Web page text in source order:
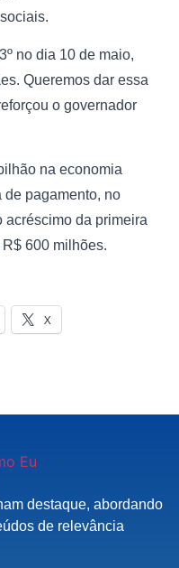
no dia 10 de maio,
Queremos dar essa
o governador
na economia
de pagamento, no
acréscimo da primeira
600 milhões.
X
destaque, abordando
de relevância